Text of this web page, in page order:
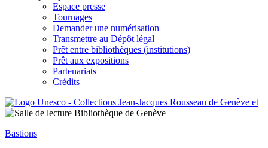
Espace presse
Tournages
Demander une numérisation
Transmettre au Dépôt légal
Prêt entre bibliothèques (institutions)
Prêt aux expositions
Partenariats
Crédits
Bastions